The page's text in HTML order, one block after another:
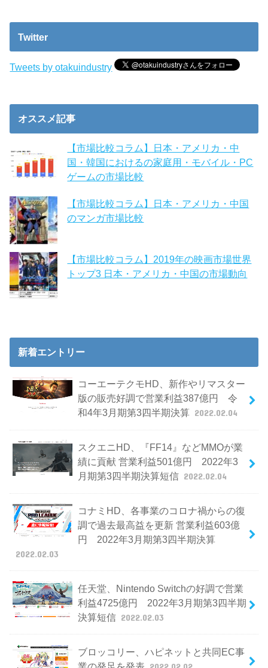
Twitter
Tweets by otakuindustry
オススメ記事
【市場比較コラム】日本・アメリカ・中
国・韓国におけるの家庭用・モバイル・PC
ゲームの市場比較
【市場比較コラム】日本・アメリカ・中国
のマンガ市場比較
【市場比較コラム】2019年の映画市場世界
トップ3 日本・アメリカ・中国の市場動向
新着エントリー
コーエーテクモHD、新作やリマスター
版の販売好調で営業利益387億円 令
和4年3月期第3四半期決算 2022.02.04
スクエニHD、『FF14』などMMOが業
績に貢献 営業利益501億円 2022年3
月期第3四半期決算短信 2022.02.04
コナミHD、各事業のコロナ禍からの復
調で過去最高益を更新 営業利益603億
円 2022年3月期第3四半期決算
2022.02.03
任天堂、Nintendo Switchの好調で営業
利益4725億円 2022年3月期第3四半期
決算短信 2022.02.03
ブロッコリー、ハピネットと共同EC事